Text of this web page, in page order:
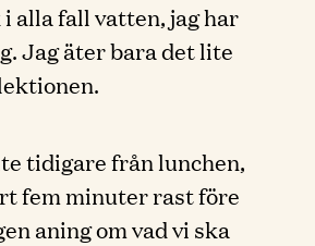
alla fall vatten, jag har
Jag äter bara det lite
tidigare från lunchen,
fem minuter rast före
aning om vad vi ska